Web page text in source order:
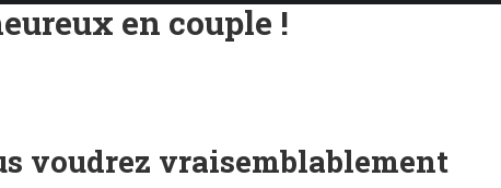
en couple !
voudrez vraisemblablement